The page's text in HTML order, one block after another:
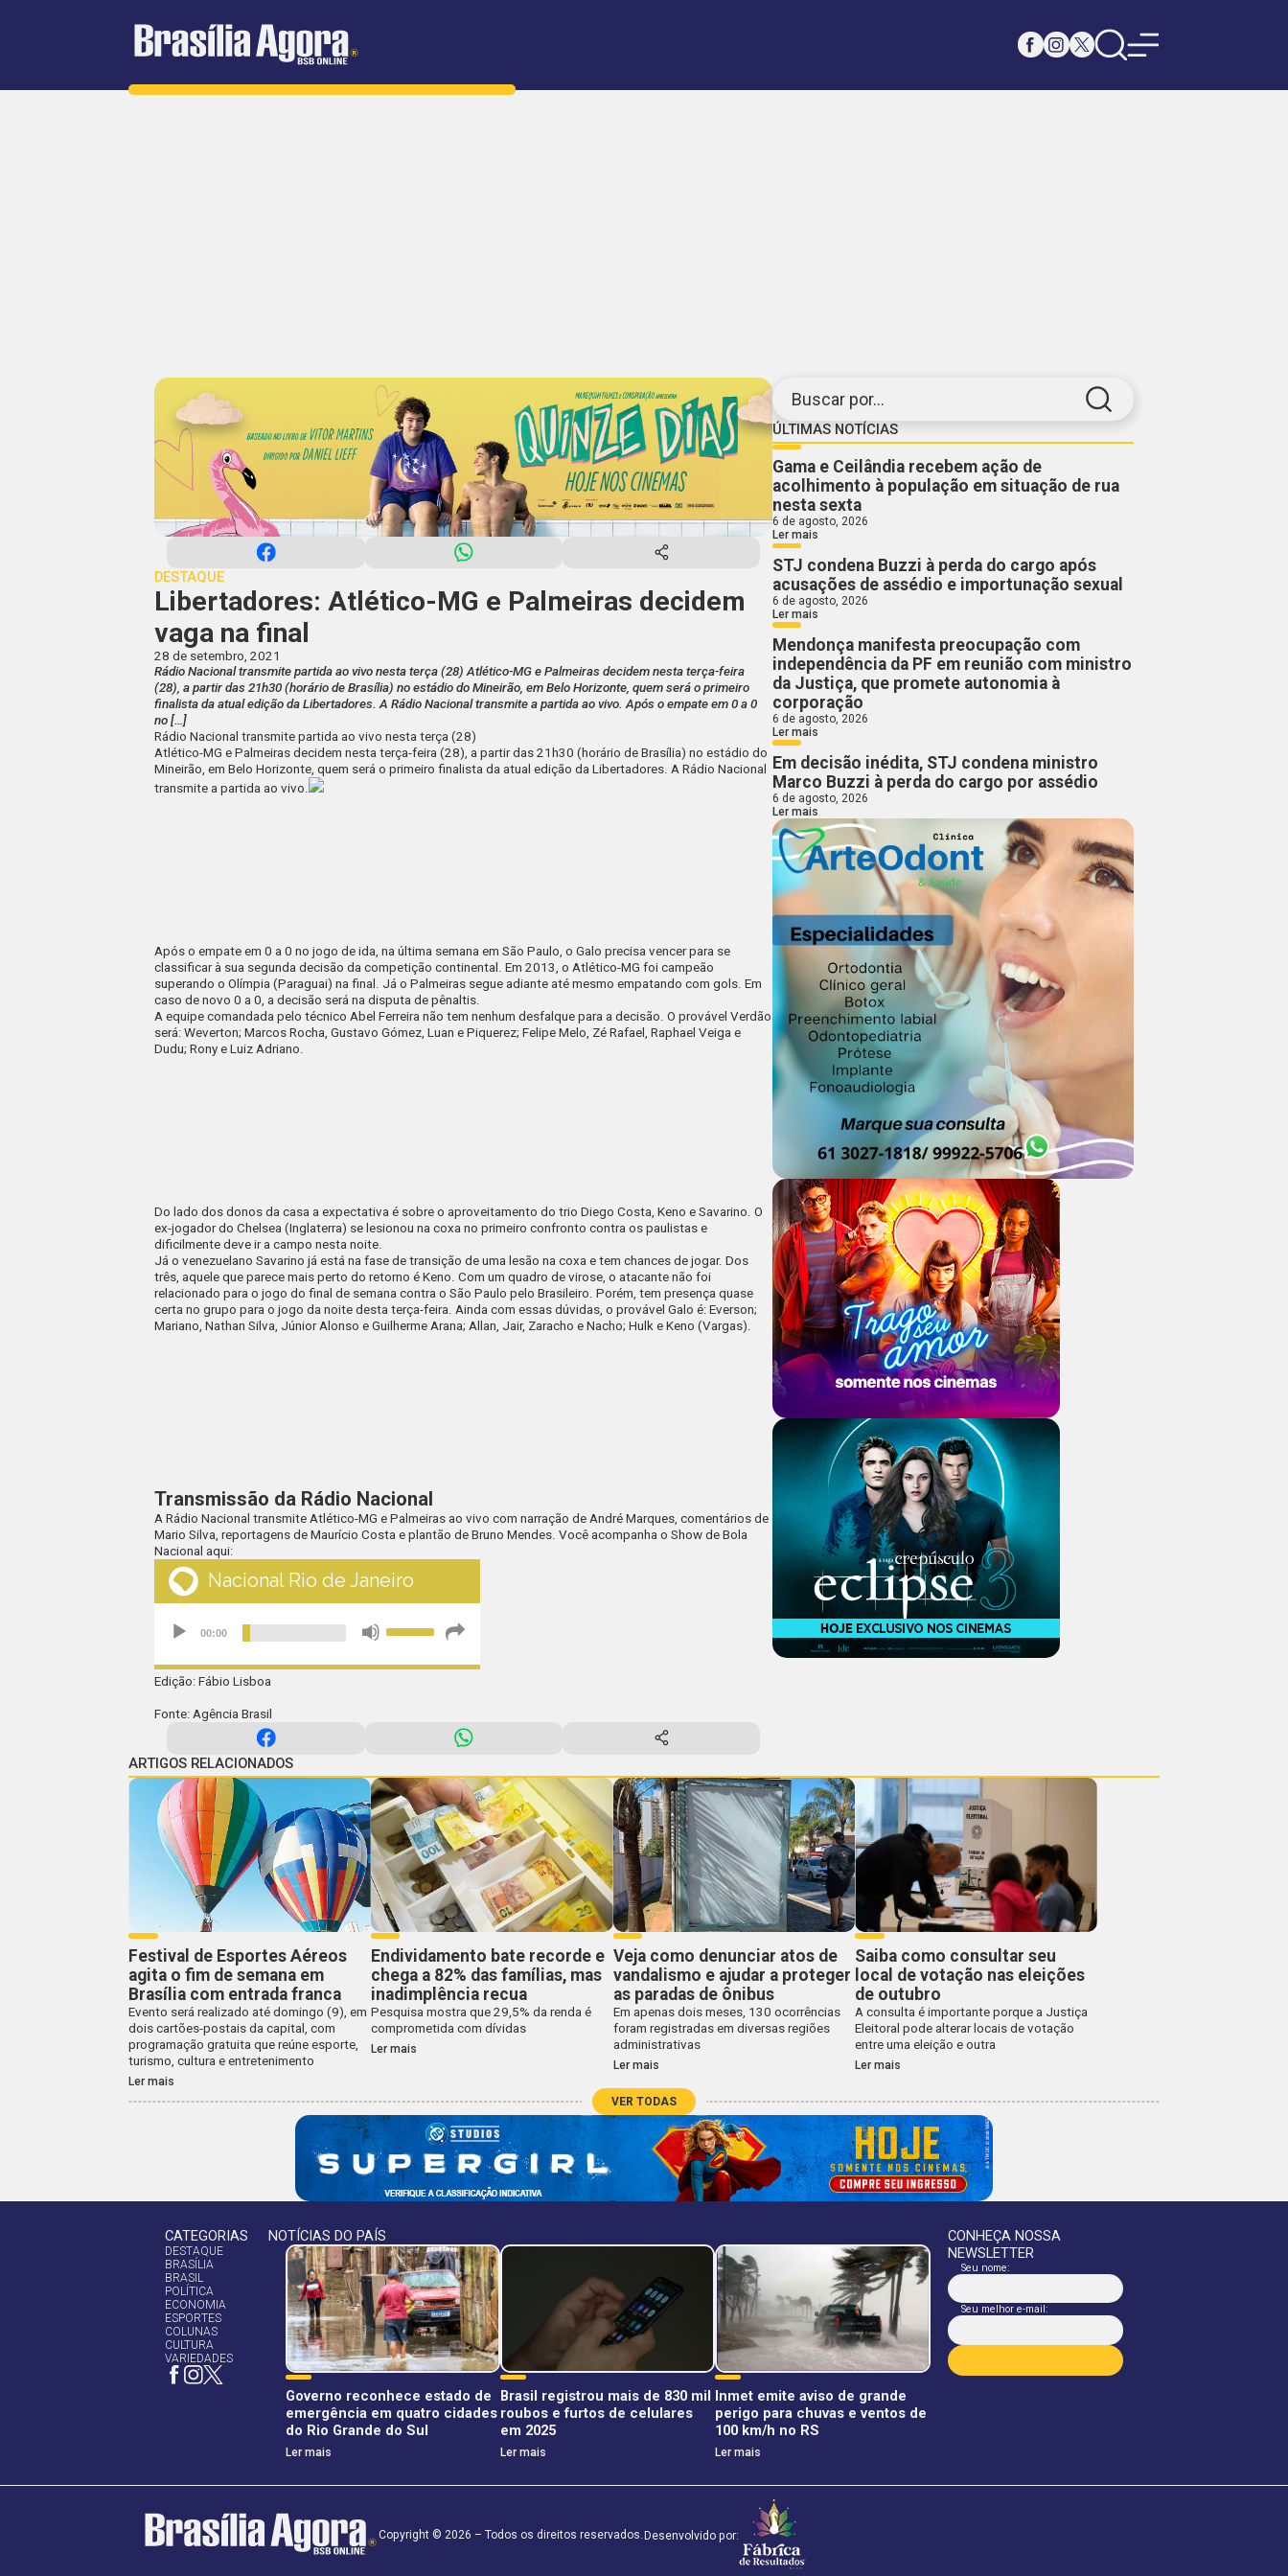
Buscar por...
ÚLTIMAS NOTÍCIAS
Gama e Ceilândia recebem ação de
acolhimento à população em situação de rua
nesta sexta
6 de agosto, 2026
Ler mais
STJ condena Buzzi à perda do cargo após
acusações de assédio e importunação sexual
6 de agosto, 2026
Ler mais
Mendonça manifesta preocupação com
independência da PF em reunião com ministro
da Justiça, que promete autonomia à
corporação
6 de agosto, 2026
Ler mais
Em decisão inédita, STJ condena ministro
Marco Buzzi à perda do cargo por assédio
6 de agosto, 2026
Ler mais
DESTAQUE
Libertadores: Atlético-MG e Palmeiras decidem
vaga na final
28 de setembro, 2021
Rádio Nacional transmite partida ao vivo nesta terça (28) Atlético-MG e Palmeiras decidem nesta terça-feira
(28), a partir das 21h30 (horário de Brasília) no estádio do Mineirão, em Belo Horizonte, quem será o primeiro
finalista da atual edição da Libertadores. A Rádio Nacional transmite a partida ao vivo. Após o empate em 0 a 0
no […]
Rádio Nacional transmite partida ao vivo nesta terça (28)
Atlético-MG e Palmeiras decidem nesta terça-feira (28), a partir das 21h30 (horário de Brasília) no estádio do
Mineirão, em Belo Horizonte, quem será o primeiro finalista da atual edição da Libertadores. ARádio Nacional
transmite a partida ao vivo.
Após o empate em 0 a 0 no jogo de ida, na última semana em São Paulo, o Galo precisa vencer para se
classificar à sua segunda decisão da competição continental. Em 2013, o Atlético-MG foi campeão
superando o Olímpia (Paraguai) na final. Já o Palmeiras segue adiante até mesmo empatando com gols. Em
caso de novo 0 a 0, a decisão será na disputa de pênaltis.
A equipe comandada pelo técnico Abel Ferreira não tem nenhum desfalque para a decisão. O provável Verdão
será: Weverton; Marcos Rocha, Gustavo Gómez, Luan e Piquerez; Felipe Melo, Zé Rafael, Raphael Veiga e
Dudu; Rony e Luiz Adriano.
Do lado dos donos da casa a expectativa é sobre o aproveitamento do trio Diego Costa, Keno e Savarino. O
ex-jogador do Chelsea (Inglaterra) se lesionou na coxa no primeiro confronto contra os paulistas e
dificilmente deve ir a campo nesta noite.
Já o venezuelano Savarino já está na fase de transição de uma lesão na coxa e tem chances de jogar. Dos
três, aquele que parece mais perto do retorno é Keno. Com um quadro de virose, o atacante não foi
relacionado para o jogo do final de semana contra o São Paulo pelo Brasileiro. Porém, tem presença quase
certa no grupo para o jogo da noite desta terça-feira. Ainda com essas dúvidas, o provável Galo é: Everson;
Mariano, Nathan Silva, Júnior Alonso e Guilherme Arana; Allan, Jair, Zaracho e Nacho; Hulk e Keno (Vargas).
Transmissão da Rádio Nacional
ARádio Nacional transmite Atlético-MG e Palmeiras ao vivo com narração de André Marques, comentários de
Mario Silva, reportagens de Maurício Costa e plantão de Bruno Mendes. Você acompanha o Show de Bola
Nacional aqui:
Edição: Fábio Lisboa
Fonte: Agência Brasil
ARTIGOS RELACIONADOS
Festival de Esportes Aéreos
agita o fim de semana em
Brasília com entrada franca
Evento será realizado até domingo (9), em
dois cartões-postais da capital, com
programação gratuita que reúne esporte,
turismo, cultura e entretenimento
Ler mais
Endividamento bate recorde e
chega a 82% das famílias, mas
inadimplência recua
Pesquisa mostra que 29,5% da renda é
comprometida com dívidas
Ler mais
Veja como denunciar atos de
vandalismo e ajudar a proteger
as paradas de ônibus
Em apenas dois meses, 130 ocorrências
foram registradas em diversas regiões
administrativas
Ler mais
Saiba como consultar seu
local de votação nas eleições
de outubro
A consulta é importante porque a Justiça
Eleitoral pode alterar locais de votação
entre uma eleição e outra
Ler mais
VER TODAS
CATEGORIAS
DESTAQUE
BRASÍLIA
BRASIL
POLÍTICA
ECONOMIA
ESPORTES
COLUNAS
CULTURA
VARIEDADES
NOTÍCIAS DO PAÍS
Governo reconhece estado de
emergência em quatro cidades
do Rio Grande do Sul
Ler mais
Brasil registrou mais de 830 mil
roubos e furtos de celulares
em 2025
Ler mais
Inmet emite aviso de grande
perigo para chuvas e ventos de
100 km/h no RS
Ler mais
CONHEÇA NOSSA
NEWSLETTER
Seu nome:
Seu melhor e-mail:
Copyright © 2026 – Todos os direitos reservados.Desenvolvido por: